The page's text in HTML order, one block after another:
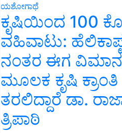
ಯಶೋಗಾಥೆ
ಕೃಷಿಯಿಂದ 100
ವಹಿವಾಟು:
ನಂತರ ಈಗ
ಮೂಲಕ ಕೃಷಿ ಕ್ರಾಂತಿ
ತರಲಿದ್ದಾರೆ ಡಾ.
ತ್ರಿಪಾಠಿ